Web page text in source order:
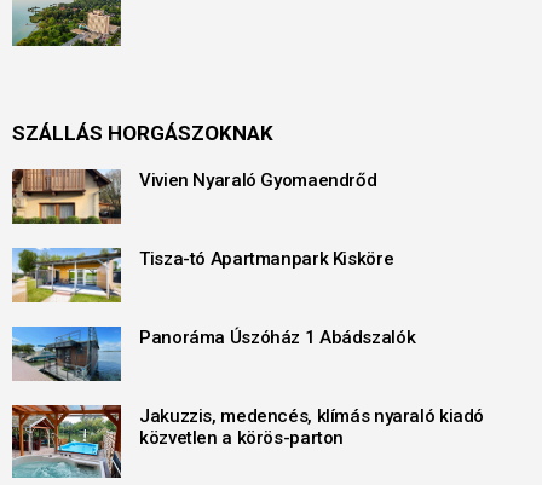
SZÁLLÁS HORGÁSZOKNAK
Vivien Nyaraló Gyomaendrőd
Tisza-tó Apartmanpark Kisköre
Panoráma Úszóház 1 Abádszalók
Jakuzzis, medencés, klímás nyaraló kiadó
közvetlen a körös-parton